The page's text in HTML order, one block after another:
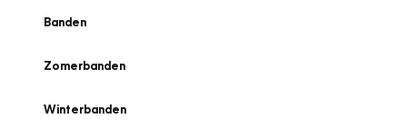
Banden
Zomerbanden
Winterbanden